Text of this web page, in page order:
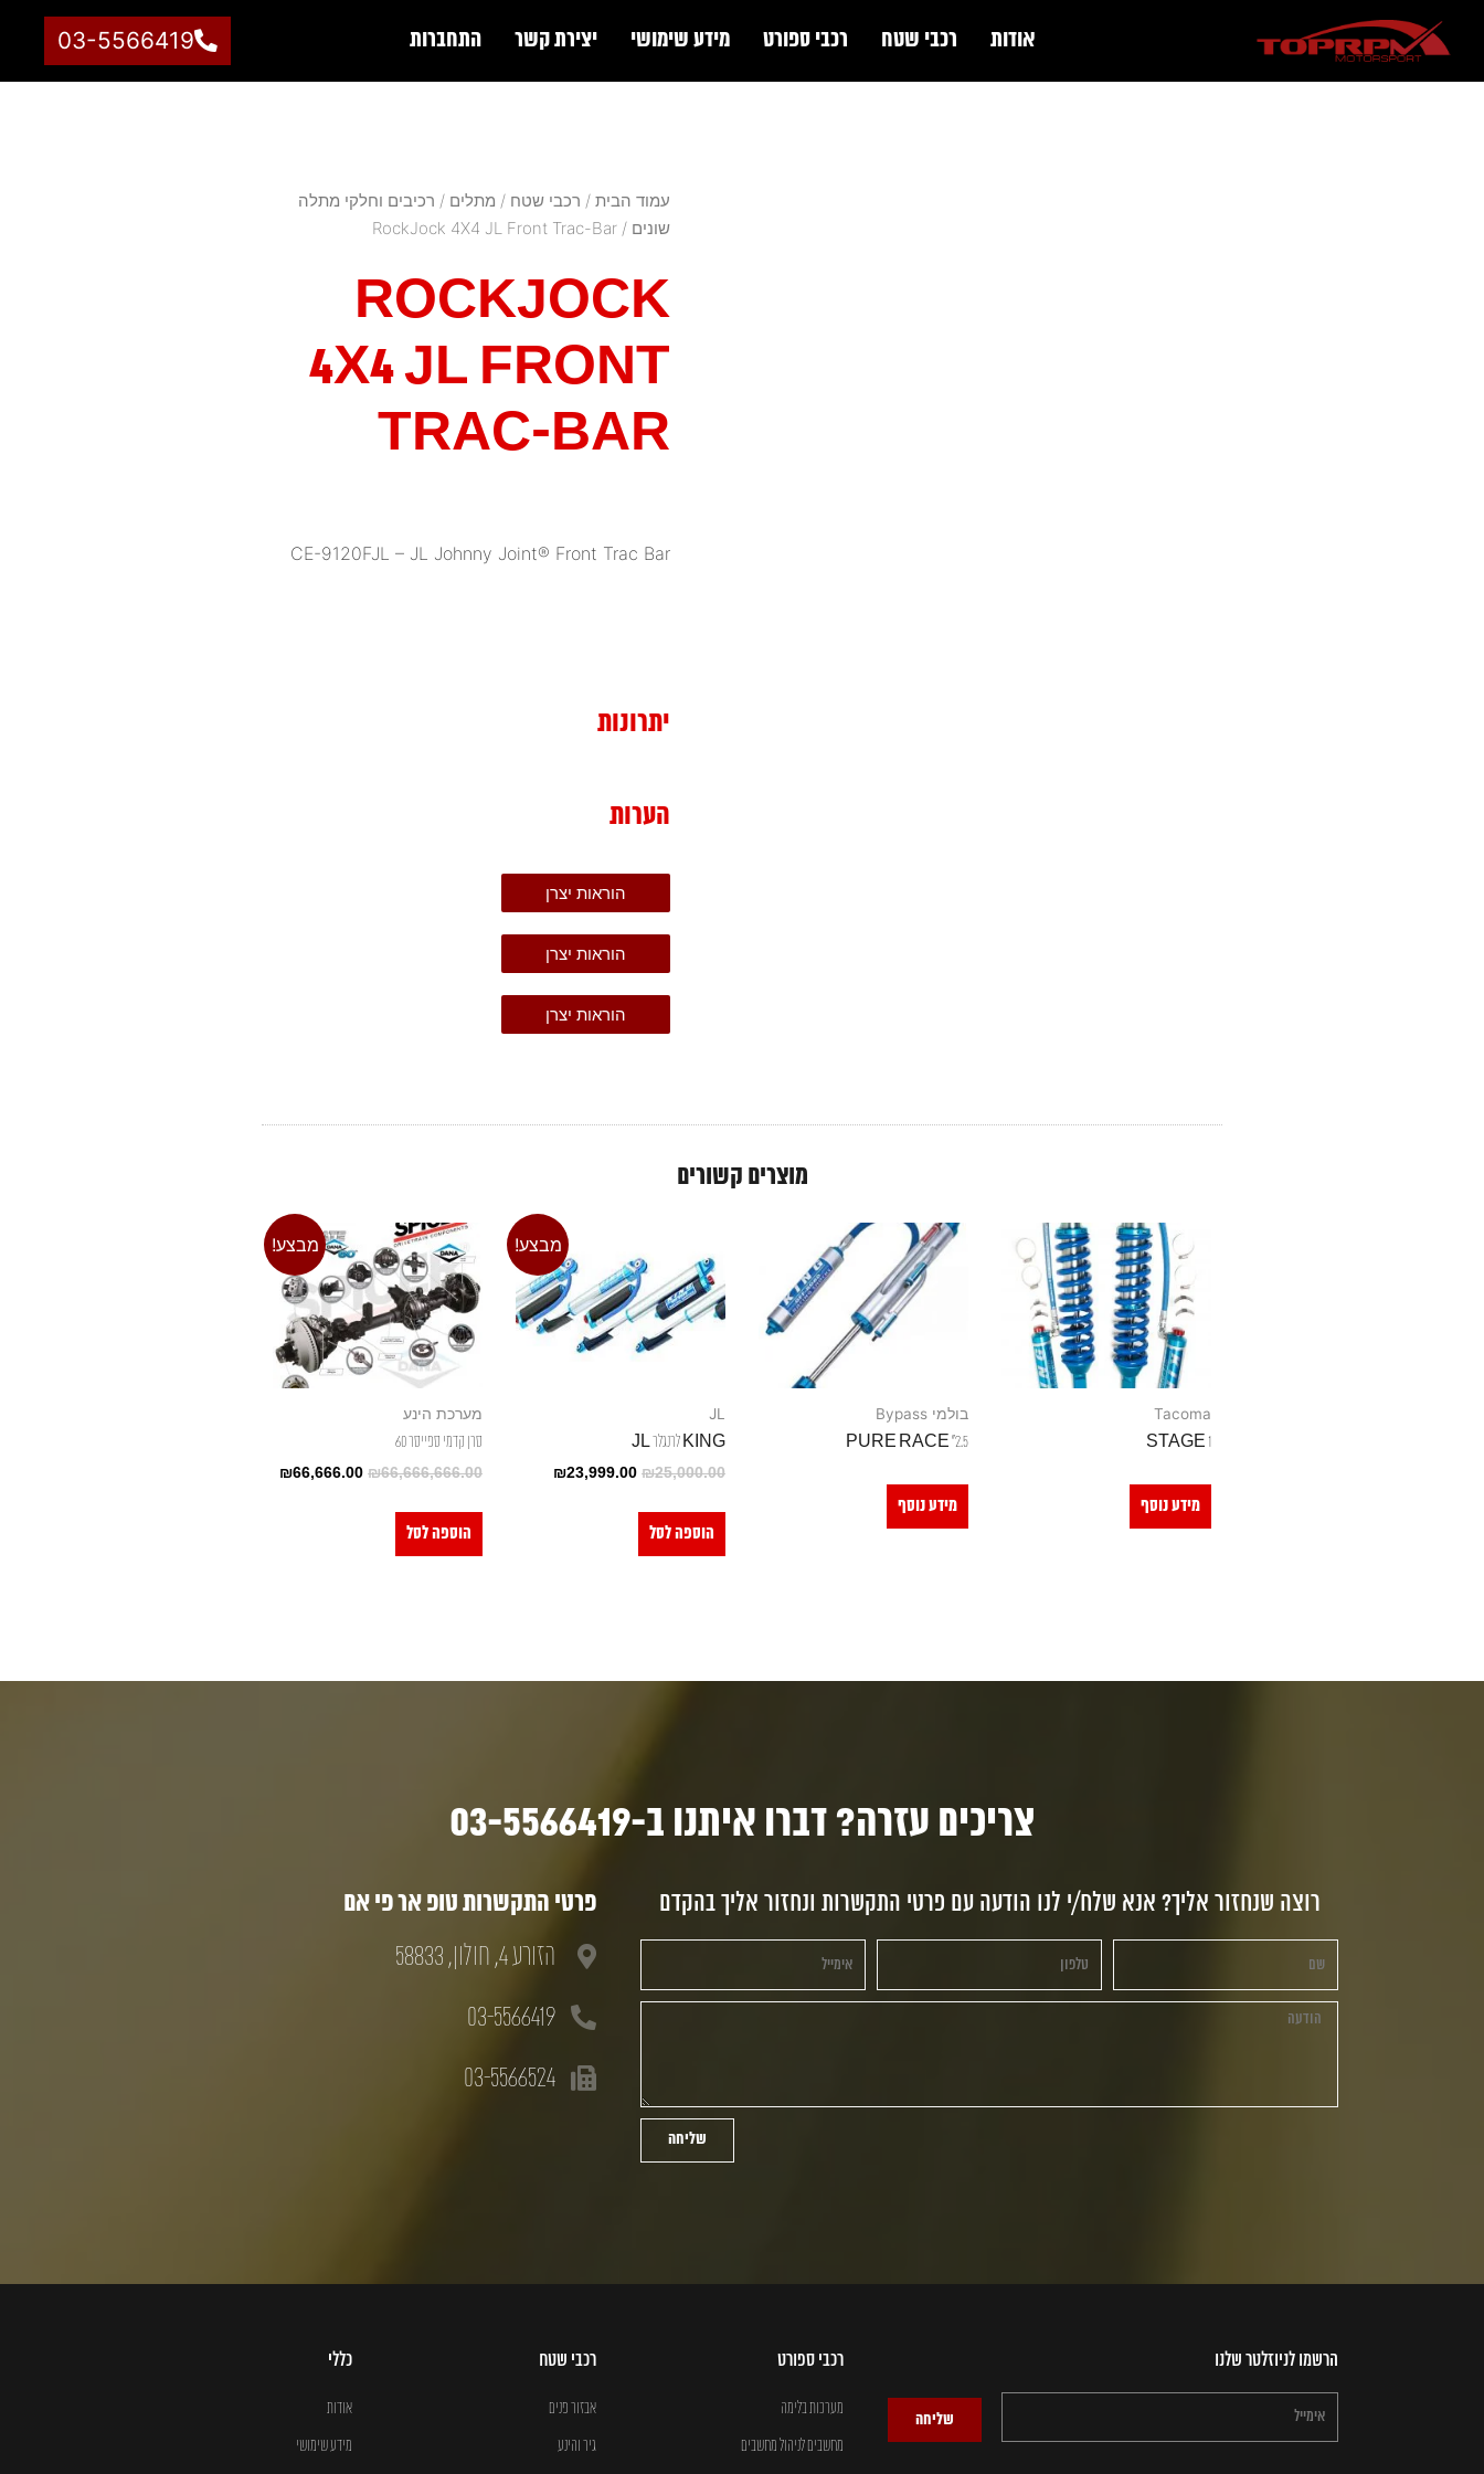
אודות רכבי שטח רכבי ספורט מידע שימושי יצירת קשר התחברות 03-5566419
עמוד הבית / רכבי שטח / מתלים / רכיבים וחלקי מתלה
שונים / RockJock 4X4 JL Front Trac-Bar
ROCKJOCK
4X4 JL FRONT
TRAC-BAR
CE-9120FJL – JL Johnny Joint® Front Trac Bar
יתרונות
הערות
הוראות יצרן
הוראות יצרן
הוראות יצרן
מוצרים קשורים
Tacoma
STAGE 1
מידע נוסף
בולמי Bypass
2.5" PURE RACE
מידע נוסף
מבצע!
JL
KING לרנגלר JL
₪25,000.00
₪23,999.00
הוספה לסל
מבצע!
מערכת הינע
סרן קדמי ספייסר 60
₪66,666,666.00
₪66,666.00
הוספה לסל
צריכים עזרה? דברו איתנו ב-03-5566419
רוצה שנחזור אליך? אנא שלח/י לנו הודעה עם פרטי התקשרות ונחזור אליך בהקדם
שליחה
פרטי התקשרות טופ אר פי אם
הזורע 4, חולון, 58833
03-5566419
03-5566524
הרשמו לניוזלטר שלנו
שליחה
רכבי ספורט
מערכות בלימה
מחשבים לניהול מחשבים
רכבי שטח
אבזור פנים
גיר והינע
כללי
אודות
מידע שימושי